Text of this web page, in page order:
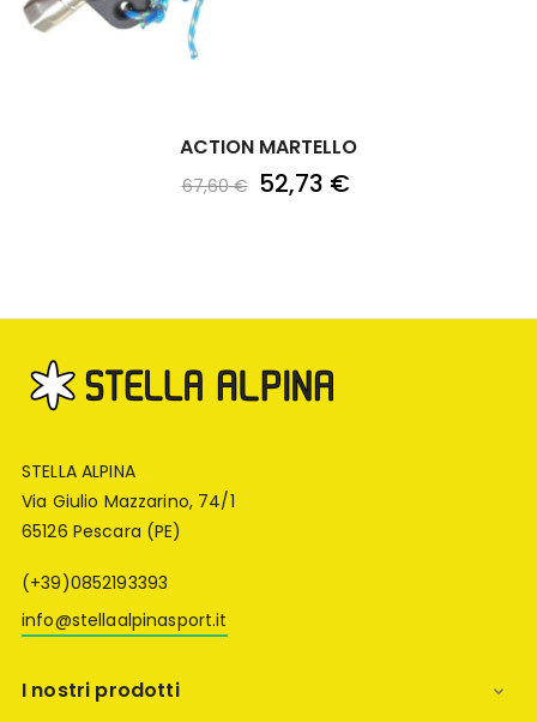
ACTION MARTELLO
67,60 € 52,73 €
STELLA ALPINA
Via Giulio Mazzarino, 74/1
65126 Pescara (PE)
(+39)0852193393
info@stellaalpinasport.it
I nostri prodotti 